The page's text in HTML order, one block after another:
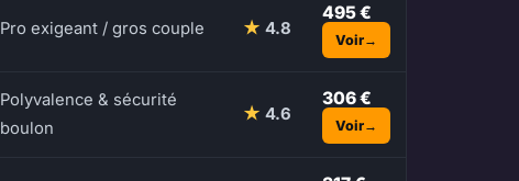
Pro exigeant / gros couple ★ 4.8
495 €
Voir
Polyvalence & sécurité
boulon
★ 4.6
306 €
Voir